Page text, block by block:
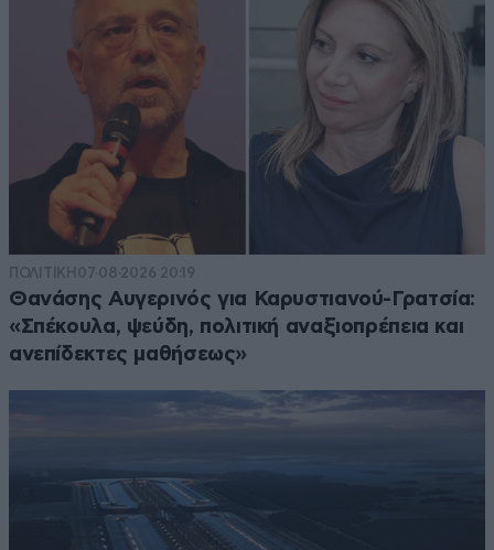
ΠΟΛΙΤΙΚΗ 07·08·2026 20:19
Θανάσης Αυγερινός για Καρυστιανού-Γρατσία:
«Σπέκουλα, ψεύδη, πολιτική αναξιοπρέπεια και
ανεπίδεκτες μαθήσεως»